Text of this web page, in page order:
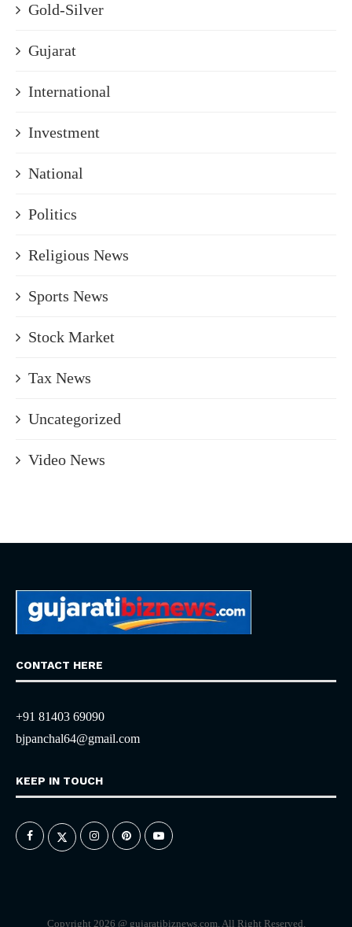
Gold-Silver
Gujarat
International
Investment
National
Politics
Religious News
Sports News
Stock Market
Tax News
Uncategorized
Video News
CONTACT HERE
+91 81403 69090
bjpanchal64@gmail.com
KEEP IN TOUCH
Copyright 2026 @ gujaratibiznews.com. All Right Reserved.